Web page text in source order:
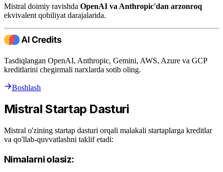
Mistral doimiy ravishda OpenAI va Anthropic'dan arzonroq
ekvivalent qobiliyat darajalarida.
Tasdiqlangan OpenAI, Anthropic, Gemini, AWS, Azure va GCP
kreditlarini chegirmali narxlarda sotib oling.
Boshlash
Mistral Startap Dasturi
Mistral o'zining startap dasturi orqali malakali startaplarga kreditlar
va qo'llab-quvvatlashni taklif etadi:
Nimalarni olasiz: